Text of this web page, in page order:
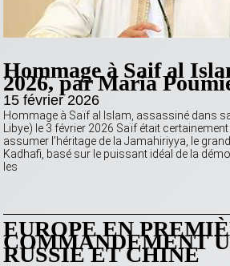
Hommage à Saif al
2026, par Maria
15 février 2026
Hommage à Saïf al Islam, assassiné dans
Libye) le 3 février 2026 Saïf était
assumer l’héritage de la Jamahiriyya, le
Kadhafi, basé sur le puissant idéal de la
les
EUROPE EN
COMMANDEMENT
RUSSIE ET CHINE